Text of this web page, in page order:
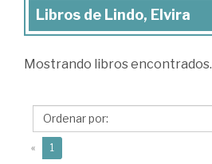
Libros
Lindo,
Libros de Lindo, Elvira
Mostrando libros encontrados.
« 1